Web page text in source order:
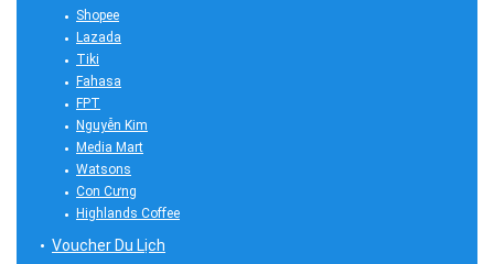
Shopee
Lazada
Tiki
Fahasa
FPT
Nguyễn Kim
Media Mart
Watsons
Con Cưng
Highlands Coffee
Voucher Du Lịch